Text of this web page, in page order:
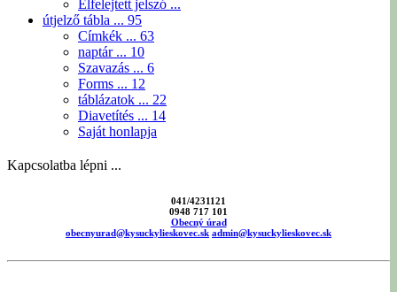
Elfelejtett jelszó ...
útjelző tábla ... 95
Címkék ... 63
naptár ... 10
Szavazás ... 6
Forms ... 12
táblázatok ... 22
Diavetítés ... 14
Saját honlapja
Kapcsolatba lépni ...
041/4231121
0948 717 101
Obecný úrad
obecnyurad@kysuckylieskovec.sk admin@kysuckylieskovec.sk